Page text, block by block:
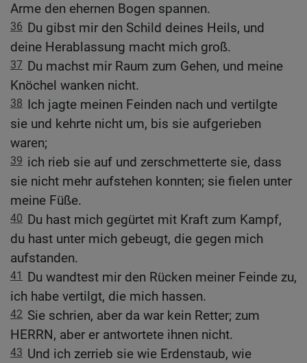
Arme den ehernen Bogen spannen.
36 Du gibst mir den Schild deines Heils, und
deine Herablassung macht mich groß.
37 Du machst mir Raum zum Gehen, und meine
Knöchel wanken nicht.
38 Ich jagte meinen Feinden nach und vertilgte
sie und kehrte nicht um, bis sie aufgerieben
waren;
39 ich rieb sie auf und zerschmetterte sie, dass
sie nicht mehr aufstehen konnten; sie fielen unter
meine Füße.
40 Du hast mich gegürtet mit Kraft zum Kampf,
du hast unter mich gebeugt, die gegen mich
aufstanden.
41
Du wandtest mir den Rücken meiner Feinde zu,
ich habe vertilgt, die mich hassen.
42 Sie schrien, aber da war kein Retter; zum
HERRN, aber er antwortete ihnen nicht.
43 Und ich zerrieb sie wie Erdenstaub, wie